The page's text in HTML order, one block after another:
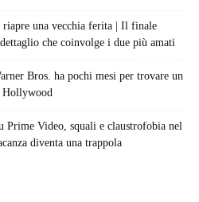
una vecchia ferita | Il finale
che coinvolge i due più amati
Bros. ha pochi mesi per trovare un
Hollywood
Prime Video, squali e claustrofobia nel
diventa una trappola